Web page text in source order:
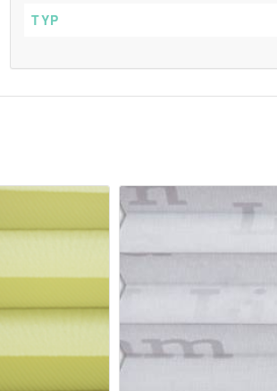
TYP